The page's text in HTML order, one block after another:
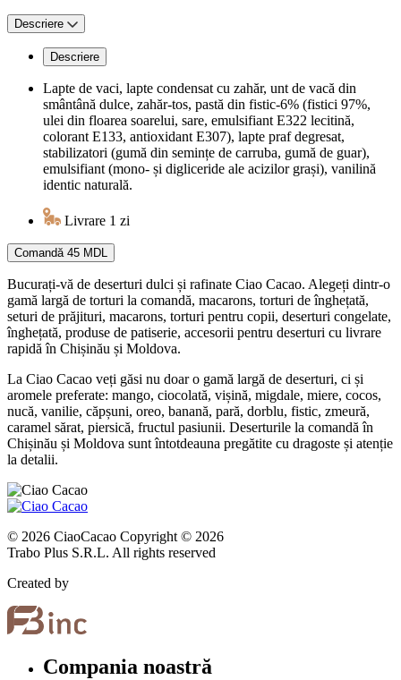
Descriere
Descriere
Lapte de vaci, lapte condensat cu zahăr, unt de vacă din
smântână dulce, zahăr-tos, pastă din fistic-6% (fistici 97%,
ulei din floarea soarelui, sare, emulsifiant E322 lecitină,
colorant E133, antioxidant E307), lapte praf degresat,
stabilizatori (gumă din semințe de carruba, gumă de guar),
emulsifiant (mono- și digliceride ale acizilor grași), vanilină
identic naturală.
Livrare 1 zi
Comandă 45 MDL
Bucurați-vă de deserturi dulci și rafinate Ciao Cacao. Alegeți dintr-o
gamă largă de torturi la comandă, macarons, torturi de înghețată,
seturi de prăjituri, macarons, torturi pentru copii, deserturi congelate,
înghețată, produse de patiserie, accesorii pentru deserturi cu livrare
rapidă în Chișinău și Moldova.
La Ciao Cacao veți găsi nu doar o gamă largă de deserturi, ci și
aromele preferate: mango, ciocolată, vișină, migdale, miere, cocos,
nucă, vanilie, căpșuni, oreo, banană, pară, dorblu, fistic, zmeură,
caramel sărat, piersică, fructul pasiunii. Deserturile la comandă în
Chișinău și Moldova sunt întotdeauna pregătite cu dragoste și atenție
la detalii.
© 2026 CiaoCacao Copyright © 2026
Trabo Plus S.R.L. All rights reserved
Created by
Compania noastră